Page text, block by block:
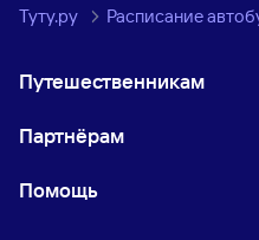
Туту.ру Расписание
Путешественникам
Партнёрам
Помощь